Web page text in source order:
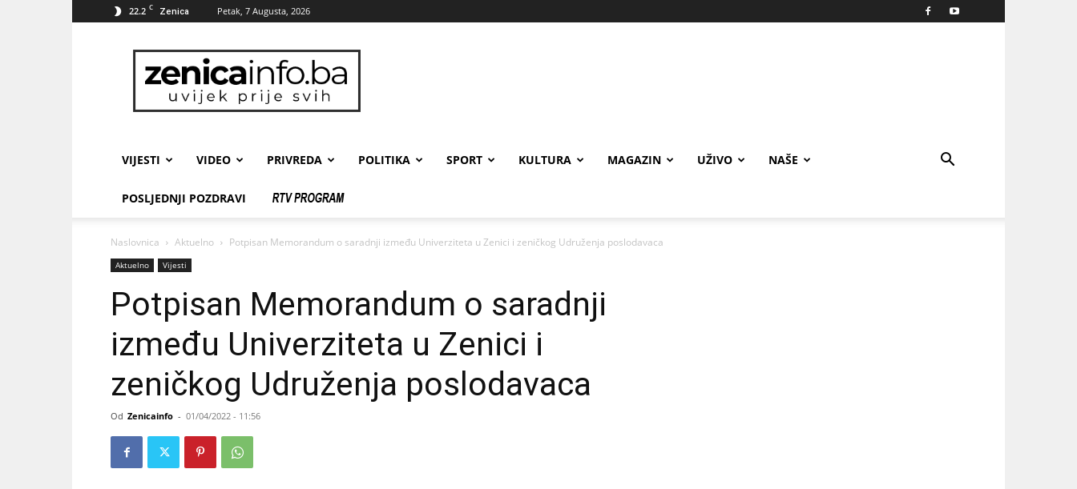
22.2 C Zenica Petak, 7 Augusta, 2026
zenicainfo.ba
VIJESTI VIDEO PRIVREDA POLITIKA SPORT KULTURA MAGAZIN UŽIVO NAŠE
POSLJEDNJI POZDRAVI
Naslovnica Aktuelno Potpisan Memorandum o saradnji između Univerziteta u Zenici i zeničkog Udruženja poslodavaca
Aktuelno Vijesti
Potpisan Memorandum o saradnji
između Univerziteta u Zenici i
zeničkog Udruženja poslodavaca
Od Zenicainfo - 01/04/2022 - 11:56